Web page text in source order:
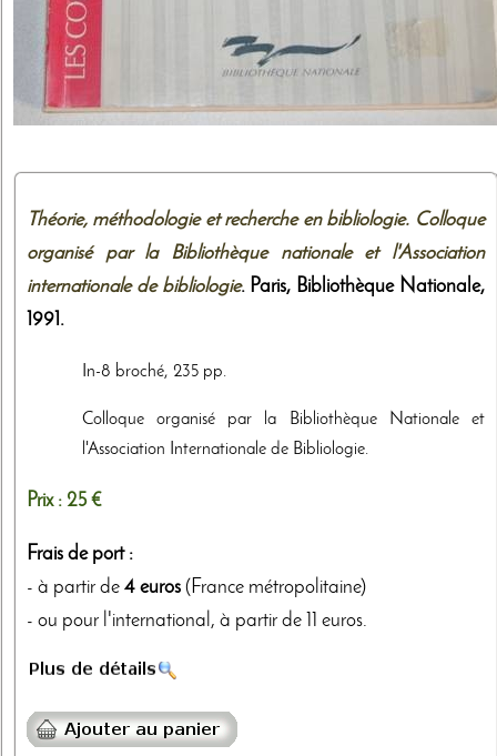
Théorie, méthodologie et recherche en bibliologie. Colloque
organisé par la Bibliothèque nationale et l'Association
internationale de bibliologie. Paris, Bibliothèque Nationale,
1991 .
In-8 broché, 235 pp.
Colloque organisé par la Bibliothèque Nationale et
l'Association Internationale de Bibliologie.
Prix : 25 €
Frais de port :
- à partir de 4 euros (France métropolitaine)
- ou pour l'international, à partir de 11 euros.